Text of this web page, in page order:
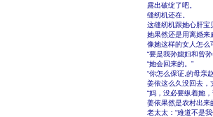
露出破绽了吧。
缝纫机还在。
这缝纫机跟她心肝宝
她果然还是用离婚来
像她这样的女人怎么
“要是我孙媳妇和曾
“她会回来的。”
“你怎么保证,的母亲
姜依这么久没回去，
“妈，没必要纵着她
姜依果然是农村出来
老太太：“难道不是